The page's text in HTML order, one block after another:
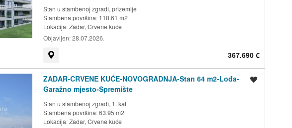
Stan u stambenoj zgradi, prizemlje
Stambena površina: 118.61 m2
Lokacija:Zadar, Crvene kuće
Objavljen:28.07.2026.
367.690 €
ZADAR-CRVENE KUĆE-NOVOGRADNJA-Stan 64 m2-Lođa-
Garažno mjesto-Spremište
Stan u stambenoj zgradi, 1. kat
Stambena površina: 63.95 m2
Lokacija:Zadar, Crvene kuće